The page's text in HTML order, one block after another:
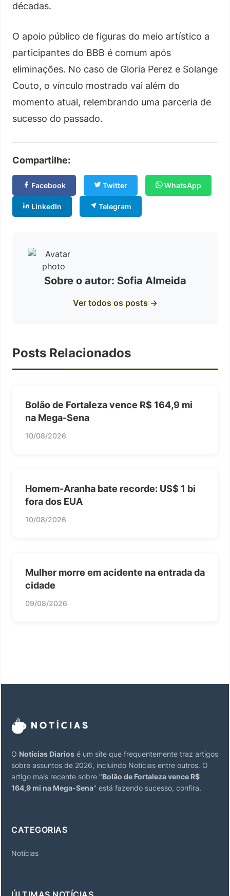
décadas.
O apoio público de figuras do meio artístico a
participantes do BBB é comum após
eliminações. No caso de Gloria Perez e Solange
Couto, o vínculo mostrado vai além do
momento atual, relembrando uma parceria de
sucesso do passado.
Compartilhe:
Facebook Twitter WhatsApp
LinkedIn Telegram
Sobre o autor: Sofia Almeida
Ver todos os posts →
Posts Relacionados
Bolão de Fortaleza vence R$ 164,9 mi
na Mega-Sena
10/08/2026
Homem-Aranha bate recorde: US$ 1 bi
fora dos EUA
10/08/2026
Mulher morre em acidente na entrada da
cidade
09/08/2026
O Notícias Diarios é um site que frequentemente traz artigos
sobre assuntos de 2026, incluindo Notícias entre outros. O
artigo mais recente sobre "Bolão de Fortaleza vence R$
164,9 mi na Mega-Sena" está fazendo sucesso, confira.
CATEGORIAS
Notícias